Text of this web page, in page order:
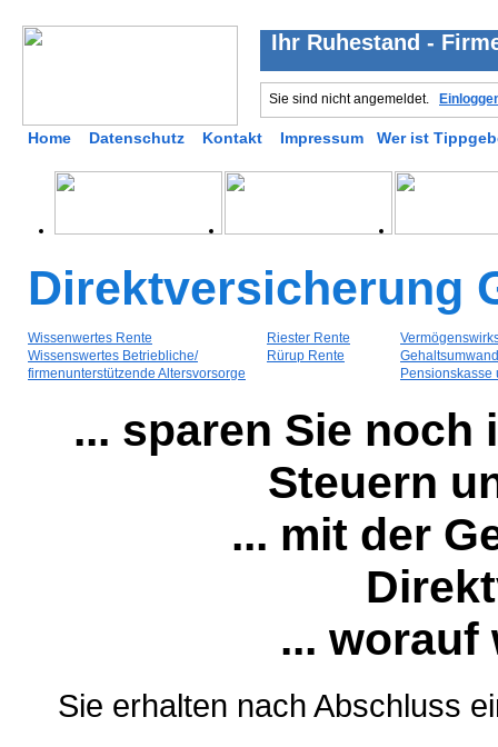
Ihr Ruhestand -
Sie sind nicht angemeldet.
Home Datenschutz Kontakt Impressum Wer ist
Direktversicherung
Wissenwertes Rente
Wissenswertes Betriebliche/
firmenunterstützende Altersvorsorge
Riester Rente
Rürup Rente
Pensionskasse
... sparen Sie noch
Steuern
... mit der
... worauf
Sie erhalten nach Abschluss